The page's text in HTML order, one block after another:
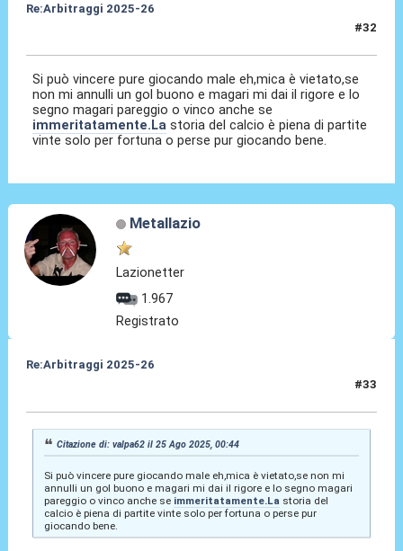
Re:Arbitraggi 2025-26
#32
Si può vincere pure giocando male eh,mica è vietato,se
non mi annulli un gol buono e magari mi dai il rigore e lo
segno magari pareggio o vinco anche se
immeritatamente.La storia del calcio è piena di partite
vinte solo per fortuna o perse pur giocando bene.
Metallazio
Lazionetter
1.967
Registrato
Re:Arbitraggi 2025-26
#33
Citazione di: valpa62 il 25 Ago 2025, 00:44
Si può vincere pure giocando male eh,mica è vietato,se non mi
annulli un gol buono e magari mi dai il rigore e lo segno magari
pareggio o vinco anche se immeritatamente.La storia del
calcio è piena di partite vinte solo per fortuna o perse pur
giocando bene.